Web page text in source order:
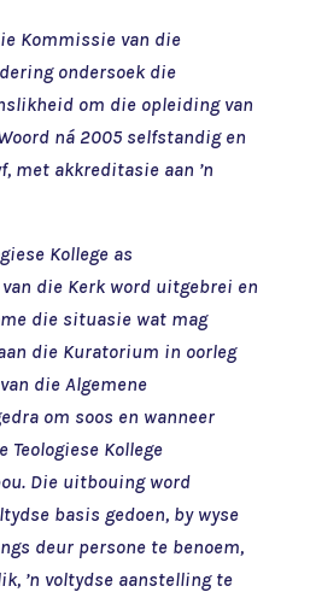
Kommissie van die
ondersoek die
om die opleiding van
ná 2005 selfstandig en
met akkreditasie aan ’n
Kollege as
die Kerk word uitgebrei en
die situasie wat mag
die Kuratorium in oorleg
die Algemene
om soos en wanneer
Teologiese Kollege
Die uitbouing word
basis gedoen, by wyse
deur persone te benoem,
’n voltydse aanstelling te